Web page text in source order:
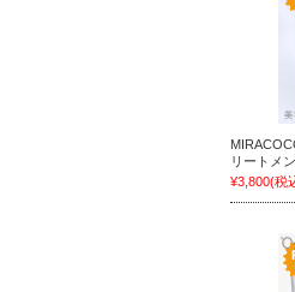
リートメ
¥3,800(税